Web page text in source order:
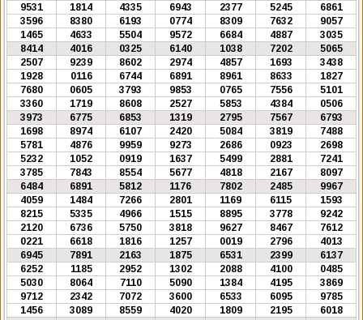
9531
1814 4335 6943 2377 5245
6861
3596
8380 6193 0774 8309 7632
9057
1465
4633 5504 9572 6684 4887
3035
8414
4016 0325 6140 1038 7202
5065
2507
9239 8602 2974 4857 1693
3438
1928
0116 6744 6891 8961 8633
1827
7680
0605 3793 9853 0765 7556
5101
3360
1719 8608 2527 5853 4384
0506
3973
6775 6853 1319 2795 7567
6793
1698
8974 6107 2420 5084 3819
7488
5781
4876 9959 9273 2686 0923
2698
5232
1052 0919 1637 5499 2881
7241
3785
7843 8554 5677 4818 2167
8097
6484
6891 5812 1176 7802 2485
9967
4059
1484 7266 2801 1169 6115
1593
8215
5335 4966 1515 8895 3778
9242
2120
6736 5750 3818 9627 8467
7612
0221
6618 1816 1257 0019 2796
4013
6945
7891 2163 1875 6531 2399
6137
6252
1185 2952 1302 2088 4100
0485
5030
8064 7110 5090 1384 4195
3869
9712
2342 7072 3600 6533 6095
9785
1456
3089 8559 4020 1809 2195
6018